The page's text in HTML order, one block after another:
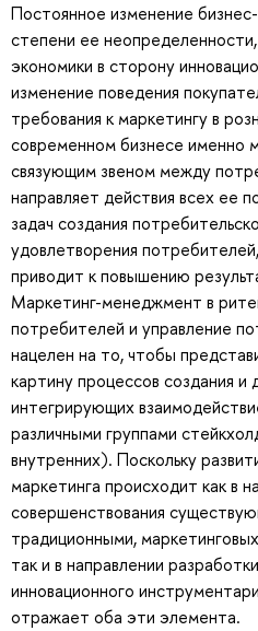
Постоянное изменение
степени ее
экономики в сторону
изменение поведения
требования к маркетингу в
современном бизнесе именно
связующим звеном между
направляет действия всех ее
задач создания
удовлетворения
приводит к повышению
Маркетинг-менеджмент в
потребителей и управление
нацелен на то, чтобы
картину процессов создания и
интегрирующих
различными группами
внутренних). Поскольку
маркетинга происходит как в
совершенствования
традиционными,
так и в направлении
инновационного
отражает оба эти элемента.